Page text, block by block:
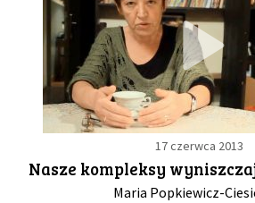
WESPRZYJ NAS
PARTNERZY
NEWSLETTER
DLA MEDIÓW
17 czerwca 2013
Nasze kompleksy
Maria Popkiewicz-